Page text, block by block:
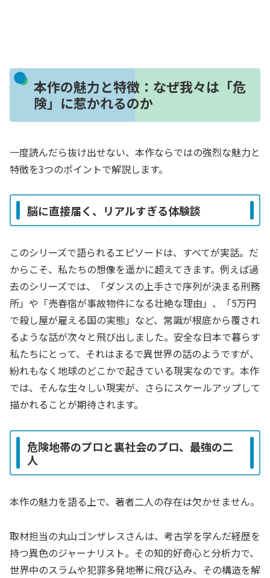
本作の魅力と特徴：なぜ我々は「危
険」に惹かれるのか
一度読んだら抜け出せない、本作ならではの強烈な魅力と
特徴を3つのポイントで解説します。
脳に直接届く、リアルすぎる体験談
このシリーズで語られるエピソードは、すべてが実話。だ
からこそ、私たちの想像を遥かに超えてきます。例えば過
去のシリーズでは、「ダンスの上手さで序列が決まる刑務
所」や「売春宿が事故物件になる壮絶な理由」、「5万円
で殺し屋が雇える国の実態」など、常識が根底から覆され
るような話が次々と飛び出しました。安全な日本で暮らす
私たちにとって、それはまるで異世界の話のようですが、
紛れもなく地球のどこかで起きている現実なのです。本作
では、そんな生々しい現実が、さらにスケールアップして
描かれることが期待されます。
危険地帯のプロと裏社会のプロ、最強の二
人
本作の魅力を語る上で、著者二人の存在は欠かせません。
取材担当の丸山ゴンザレスさんは、考古学を学んだ経歴を
持つ異色のジャーナリスト。その知的好奇心と分析力で、
世界中のスラムや犯罪多発地帯に飛び込み、その構造を解